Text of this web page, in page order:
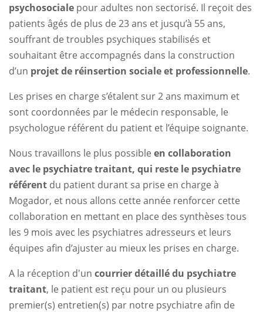
psychosociale pour adultes non sectorisé. Il reçoit des
patients âgés de plus de 23 ans et jusqu’à 55 ans,
souffrant de troubles psychiques stabilisés et
souhaitant être accompagnés dans la construction
d’un projet de réinsertion sociale et professionnelle.
Les prises en charge s’étalent sur 2 ans maximum et
sont coordonnées par le médecin responsable, le
psychologue référent du patient et l’équipe soignante.
Nous travaillons le plus possible en collaboration
avec le psychiatre traitant, qui reste le psychiatre
référent du patient durant sa prise en charge à
Mogador, et nous allons cette année renforcer cette
collaboration en mettant en place des synthèses tous
les 9 mois avec les psychiatres adresseurs et leurs
équipes afin d’ajuster au mieux les prises en charge.
A la réception d'un courrier détaillé du psychiatre
traitant, le patient est reçu pour un ou plusieurs
premier(s) entretien(s) par notre psychiatre afin de